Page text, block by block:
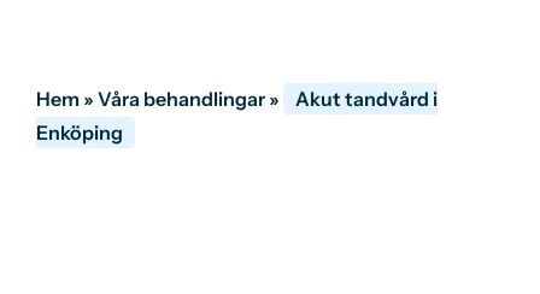
Hem » Våra behandlingar»
Akut tandvård i
Enköping